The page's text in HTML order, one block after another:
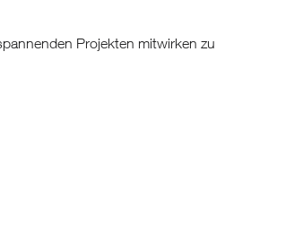
Projekten mitwirken zu